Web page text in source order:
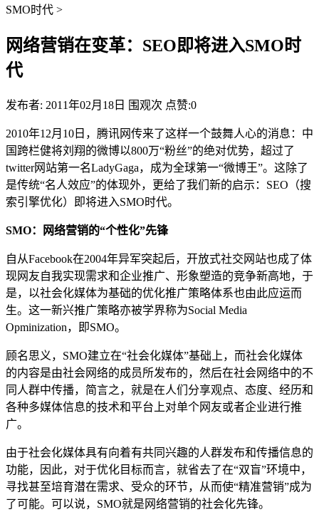
SMO时代 >
网络营销在变革：SEO即将进入SMO时
代
发布者: 2011年02月18日 围观次 点赞:0
2010年12月10日，腾讯网传来了这样一个鼓舞人心的消息：中
国跨栏健将刘翔的微博以800万“粉丝”的绝对优势，超过了
twitter网站第一名LadyGaga，成为全球第一“微博王”。这除了
是传统“名人效应”的体现外，更给了我们新的启示：SEO（搜
索引擎优化）即将进入SMO时代。
SMO：网络营销的“个性化”先锋
自从Facebook在2004年异军突起后，开放式社交网站也成了体
现网友自我实现需求和企业推广、形象塑造的竞争新高地，于
是，以社会化媒体为基础的优化推广策略体系也由此应运而
生。这一新兴推广策略亦被学界称为Social Media
Opminization，即SMO。
顾名思义，SMO建立在“社会化媒体”基础上，而社会化媒体
的内容是由社会网络的成员所发布的，然后在社会网络中的不
同人群中传播，简言之，就是在人们分享观点、态度、经历和
各种多媒体信息的技术和平台上对单个网友或者企业进行推
广。
由于社会化媒体具有向着有共同兴趣的人群发布和传播信息的
功能，因此，对于优化目标而言，就省去了在“双盲”环境中，
寻找甚至培育潜在需求、受众的环节，从而使“精准营销”成为
了可能。可以说，SMO就是网络营销的社会化先锋。